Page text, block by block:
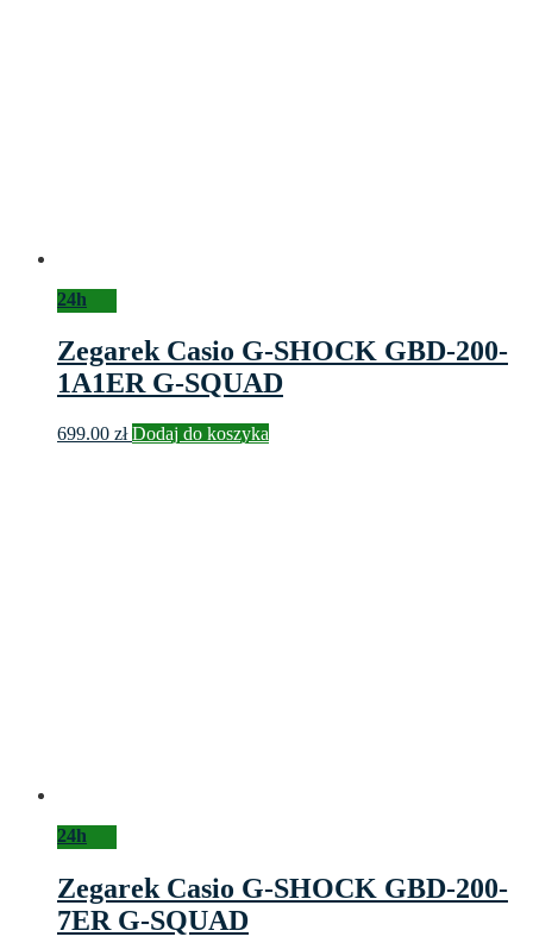
24h
Zegarek Casio G-SHOCK GBD-200-
1A1ER G-SQUAD
699.00 zł Dodaj do koszyka
24h
Zegarek Casio G-SHOCK GBD-200-
7ER G-SQUAD